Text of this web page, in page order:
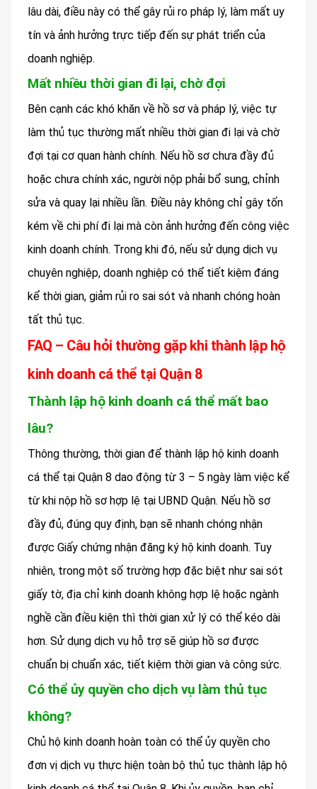
lâu dài, điều này có thể gây rủi ro pháp lý, làm mất uy
tín và ảnh hưởng trực tiếp đến sự phát triển của
doanh nghiệp.
Mất nhiều thời gian đi lại, chờ đợi
Bên cạnh các khó khăn về hồ sơ và pháp lý, việc tự
làm thủ tục thường mất nhiều thời gian đi lại và chờ
đợi tại cơ quan hành chính. Nếu hồ sơ chưa đầy đủ
hoặc chưa chính xác, người nộp phải bổ sung, chỉnh
sửa và quay lại nhiều lần. Điều này không chỉ gây tốn
kém về chi phí đi lại mà còn ảnh hưởng đến công việc
kinh doanh chính. Trong khi đó, nếu sử dụng dịch vụ
chuyên nghiệp, doanh nghiệp có thể tiết kiệm đáng
kể thời gian, giảm rủi ro sai sót và nhanh chóng hoàn
tất thủ tục.
FAQ – Câu hỏi thường gặp khi thành lập hộ
kinh doanh cá thể tại Quận 8
Thành lập hộ kinh doanh cá thể mất bao
lâu?
Thông thường, thời gian để thành lập hộ kinh doanh
cá thể tại Quận 8 dao động từ 3 – 5 ngày làm việc kể
từ khi nộp hồ sơ hợp lệ tại UBND Quận. Nếu hồ sơ
đầy đủ, đúng quy định, bạn sẽ nhanh chóng nhận
được Giấy chứng nhận đăng ký hộ kinh doanh. Tuy
nhiên, trong một số trường hợp đặc biệt như sai sót
giấy tờ, địa chỉ kinh doanh không hợp lệ hoặc ngành
nghề cần điều kiện thì thời gian xử lý có thể kéo dài
hơn. Sử dụng dịch vụ hỗ trợ sẽ giúp hồ sơ được
chuẩn bị chuẩn xác, tiết kiệm thời gian và công sức.
Có thể ủy quyền cho dịch vụ làm thủ tục
không?
Chủ hộ kinh doanh hoàn toàn có thể ủy quyền cho
đơn vị dịch vụ thực hiện toàn bộ thủ tục thành lập hộ